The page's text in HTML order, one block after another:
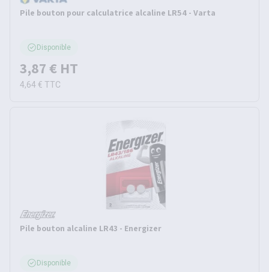
Pile bouton pour calculatrice alcaline LR54 - Varta
Disponible
3,87 € HT
4,64 € TTC
Pile bouton alcaline LR43 - Energizer
Disponible